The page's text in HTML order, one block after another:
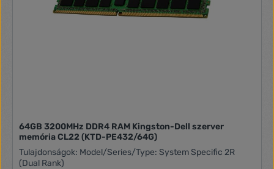
64GB 3200MHz DDR4 RAM Kingston-Dell szerver
memória CL22 (KTD-PE432/64G)
Tulajdonságok: Model/Series/Type: System Specific 2R
(Dual Rank)